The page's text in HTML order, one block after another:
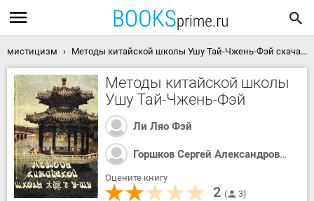
мистицизм Методы китайской школы Ушу Тай-Чжень-Фэй скачать книгу
Методы китайской школы
Ушу Тай-Чжень-Фэй
Ли Ляо Фэй
Горшков Сергей Александрович
Оцените книгу
2 3